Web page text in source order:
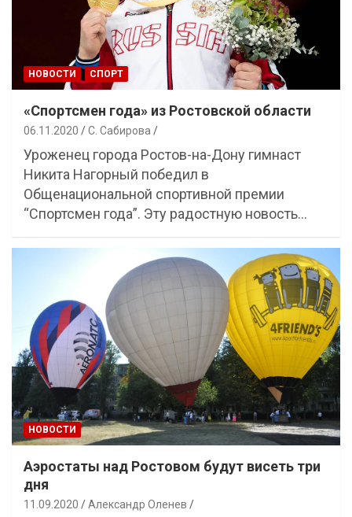
НОВОСТИ СПОРТ
«Спортсмен года» из Ростовской области
06.11.2020 С. Сабирова
Уроженец города Ростов-на-Дону гимнаст
Никита Нагорный победил в
Общенациональной спортивной премии
“Спортсмен года”. Эту радостную новость…
НОВОСТИ
Аэростаты над Ростовом будут висеть три
дня
11.09.2020 Александр Оленев